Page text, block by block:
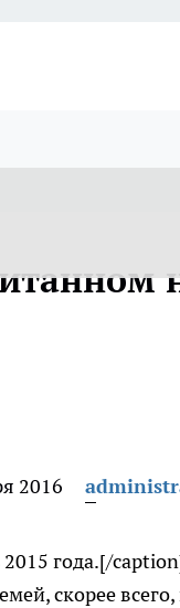
2016
года.[/
скорее всего,